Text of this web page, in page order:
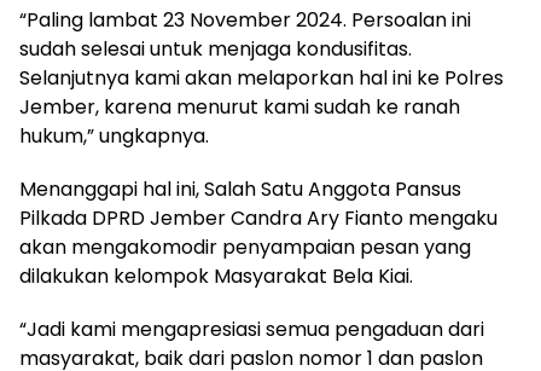
“Paling lambat 23 November 2024. Persoalan ini
sudah selesai untuk menjaga kondusifitas.
Selanjutnya kami akan melaporkan hal ini ke Polres
Jember, karena menurut kami sudah ke ranah
hukum,” ungkapnya.
Menanggapi hal ini, Salah Satu Anggota Pansus
Pilkada DPRD Jember Candra Ary Fianto mengaku
akan mengakomodir penyampaian pesan yang
dilakukan kelompok Masyarakat Bela Kiai.
“Jadi kami mengapresiasi semua pengaduan dari
masyarakat, baik dari paslon nomor 1 dan paslon